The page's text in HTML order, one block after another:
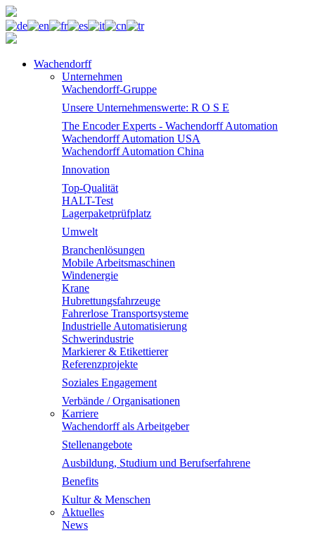
Wachendorff
Unternehmen
Wachendorff-Gruppe
Unsere Unternehmenswerte: R O S E
The Encoder Experts - Wachendorff Automation
Wachendorff Automation USA
Wachendorff Automation China
Innovation
Top-Qualität
HALT-Test
Lagerpaketprüfplatz
Umwelt
Branchenlösungen
Mobile Arbeitsmaschinen
Windenergie
Krane
Hubrettungsfahrzeuge
Fahrerlose Transportsysteme
Industrielle Automatisierung
Schwerindustrie
Markierer & Etikettierer
Referenzprojekte
Soziales Engagement
Verbände / Organisationen
Karriere
Wachendorff als Arbeitgeber
Stellenangebote
Ausbildung, Studium und Berufserfahrene
Benefits
Kultur & Menschen
Aktuelles
News